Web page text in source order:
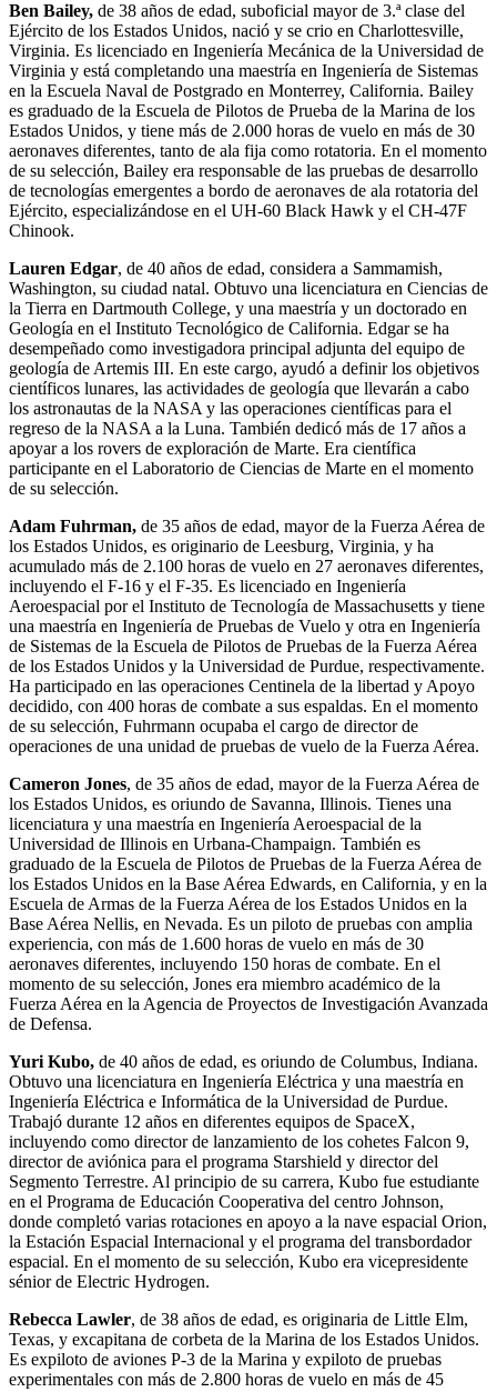
Ben Bailey, de 38 años de edad, suboficial mayor de 3.ª clase del
Ejército de los Estados Unidos, nació y se crio en Charlottesville,
Virginia. Es licenciado en Ingeniería Mecánica de la Universidad de
Virginia y está completando una maestría en Ingeniería de Sistemas
en la Escuela Naval de Postgrado en Monterrey, California. Bailey
es graduado de la Escuela de Pilotos de Prueba de la Marina de los
Estados Unidos, y tiene más de 2.000 horas de vuelo en más de 30
aeronaves diferentes, tanto de ala fija como rotatoria. En el momento
de su selección, Bailey era responsable de las pruebas de desarrollo
de tecnologías emergentes a bordo de aeronaves de ala rotatoria del
Ejército, especializándose en el UH-60 Black Hawk y el CH-47F
Chinook.
Lauren Edgar, de 40 años de edad, considera a Sammamish,
Washington, su ciudad natal. Obtuvo una licenciatura en Ciencias de
la Tierra en Dartmouth College, y una maestría y un doctorado en
Geología en el Instituto Tecnológico de California. Edgar se ha
desempeñado como investigadora principal adjunta del equipo de
geología de Artemis III. En este cargo, ayudó a definir los objetivos
científicos lunares, las actividades de geología que llevarán a cabo
los astronautas de la NASA y las operaciones científicas para el
regreso de la NASA a la Luna. También dedicó más de 17 años a
apoyar a los rovers de exploración de Marte. Era científica
participante en el Laboratorio de Ciencias de Marte en el momento
de su selección.
Adam Fuhrman, de 35 años de edad, mayor de la Fuerza Aérea de
los Estados Unidos, es originario de Leesburg, Virginia, y ha
acumulado más de 2.100 horas de vuelo en 27 aeronaves diferentes,
incluyendo el F-16 y el F-35. Es licenciado en Ingeniería
Aeroespacial por el Instituto de Tecnología de Massachusetts y tiene
una maestría en Ingeniería de Pruebas de Vuelo y otra en Ingeniería
de Sistemas de la Escuela de Pilotos de Pruebas de la Fuerza Aérea
de los Estados Unidos y la Universidad de Purdue, respectivamente.
Ha participado en las operaciones Centinela de la libertad y Apoyo
decidido, con 400 horas de combate a sus espaldas. En el momento
de su selección, Fuhrmann ocupaba el cargo de director de
operaciones de una unidad de pruebas de vuelo de la Fuerza Aérea.
Cameron Jones, de 35 años de edad, mayor de la Fuerza Aérea de
los Estados Unidos, es oriundo de Savanna, Illinois. Tienes una
licenciatura y una maestría en Ingeniería Aeroespacial de la
Universidad de Illinois en Urbana-Champaign. También es
graduado de la Escuela de Pilotos de Pruebas de la Fuerza Aérea de
los Estados Unidos en la Base Aérea Edwards, en California, y en la
Escuela de Armas de la Fuerza Aérea de los Estados Unidos en la
Base Aérea Nellis, en Nevada. Es un piloto de pruebas con amplia
experiencia, con más de 1.600 horas de vuelo en más de 30
aeronaves diferentes, incluyendo 150 horas de combate. En el
momento de su selección, Jones era miembro académico de la
Fuerza Aérea en la Agencia de Proyectos de Investigación Avanzada
de Defensa.
Yuri Kubo, de 40 años de edad, es oriundo de Columbus, Indiana.
Obtuvo una licenciatura en Ingeniería Eléctrica y una maestría en
Ingeniería Eléctrica e Informática de la Universidad de Purdue.
Trabajó durante 12 años en diferentes equipos de SpaceX,
incluyendo como director de lanzamiento de los cohetes Falcon 9,
director de aviónica para el programa Starshield y director del
Segmento Terrestre. Al principio de su carrera, Kubo fue estudiante
en el Programa de Educación Cooperativa del centro Johnson,
donde completó varias rotaciones en apoyo a la nave espacial Orion,
la Estación Espacial Internacional y el programa del transbordador
espacial. En el momento de su selección, Kubo era vicepresidente
sénior de Electric Hydrogen.
Rebecca Lawler, de 38 años de edad, es originaria de Little Elm,
Texas, y excapitana de corbeta de la Marina de los Estados Unidos.
Es expiloto de aviones P-3 de la Marina y expiloto de pruebas
experimentales con más de 2.800 horas de vuelo en más de 45